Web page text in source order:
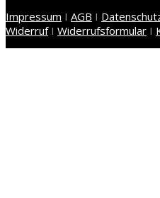
Impressum I AGB I
WiderrufI Widerrufsformular I